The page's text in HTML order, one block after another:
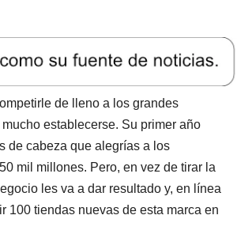
de lleno a los grandes
establecerse. Su primer año
de cabeza que alegrías a los
mil millones. Pero, en vez de tirar la
les va a dar resultado y, en línea
100 tiendas nuevas de esta marca en